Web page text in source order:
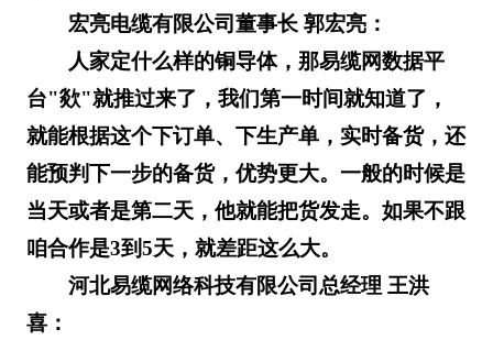
宏亮电缆有限公司董事长 郭宏亮：
人家定什么样的铜导体，那易缆网数据平
台"欻"就推过来了，我们第一时间就知道了，
就能根据这个下订单、下生产单，实时备货，还
能预判下一步的备货，优势更大。一般的时候是
当天或者是第二天，他就能把货发走。如果不跟
咱合作是3到5天，就差距这么大。
河北易缆网络科技有限公司总经理 王洪
喜：